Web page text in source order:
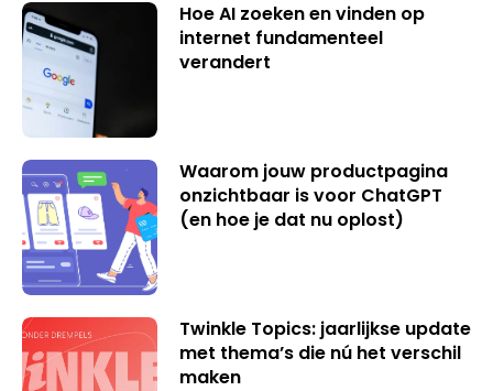
Hoe AI zoeken en vinden op
internet fundamenteel
verandert
Waarom jouw productpagina
onzichtbaar is voor ChatGPT
(en hoe je dat nu oplost)
Twinkle Topics: jaarlijkse update
met thema’s die nú het verschil
maken